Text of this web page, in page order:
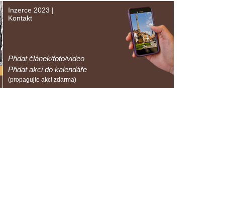
Inzerce 2023 |
Kontakt
Přidat článek/foto/video
Přidat akci do kalendáře
(propagujte akci zdarma)